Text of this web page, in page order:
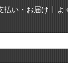
払い・お届け よ